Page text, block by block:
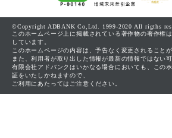
©Copyright ADBANK Co,Ltd. 1999-2020 All rigths
このホームページ上に掲載されている著作物の著作権
しています。
このホームページの内容は、予告なく変更されることが
また、利用者が取り出した情報が最新の情報ではない
有限会社アドバンクはいかなる場合においても、この
証をいたしかねますので、
ご利用にあたってはご注意ください。